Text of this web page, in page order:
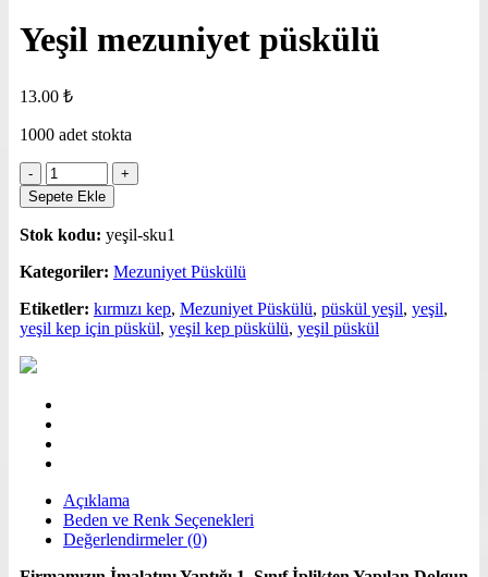
Yeşil mezuniyet püskülü
13.00 ₺
1000 adet stokta
Sepete Ekle
Stok kodu: yeşil-sku1
Kategoriler: Mezuniyet Püskülü
Etiketler: kırmızı kep, Mezuniyet Püskülü, püskül yeşil, yeşil,
yeşil kep için püskül, yeşil kep püskülü, yeşil püskül
Açıklama
Beden ve Renk Seçenekleri
Değerlendirmeler (0)